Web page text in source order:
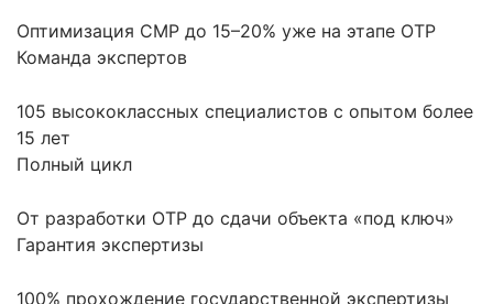
Оптимизация СМР до 15–20% уже на этапе ОТР
Команда экспертов
105 высококлассных специалистов с опытом более
15 лет
Полный цикл
От разработки ОТР до сдачи объекта «под ключ»
Гарантия экспертизы
100% прохождение государственной экспертизы